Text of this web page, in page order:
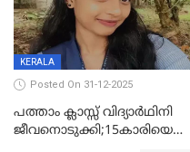
KERALA
Posted On 31-12-2025
പത്താം ക്ലാസ്സ് വിദ്യാര്‍ഥിനി
ജീവനൊടുക്കി;15കാരിയെ